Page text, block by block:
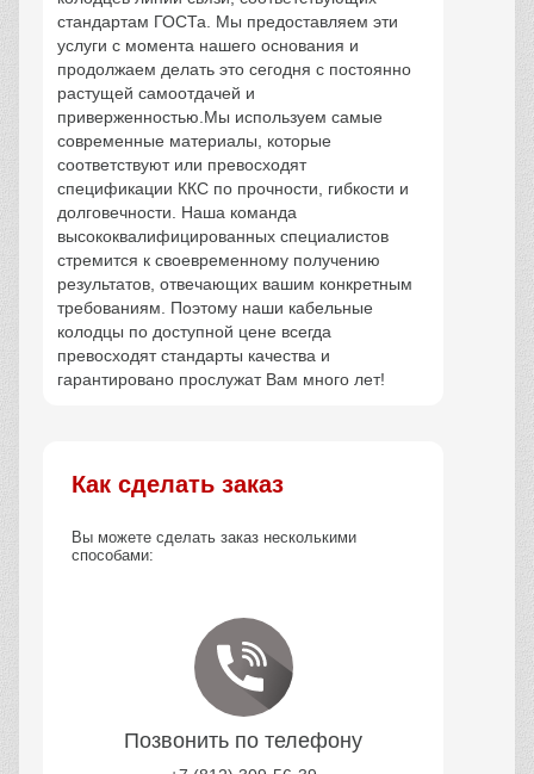
стандартам ГОСТа. Мы предоставляем эти
услуги с момента нашего основания и
продолжаем делать это сегодня с постоянно
растущей самоотдачей и
приверженностью.Мы используем самые
современные материалы, которые
соответствуют или превосходят
спецификации ККС по прочности, гибкости и
долговечности. Наша команда
высококвалифицированных специалистов
стремится к своевременному получению
результатов, отвечающих вашим конкретным
требованиям. Поэтому наши кабельные
колодцы по доступной цене всегда
превосходят стандарты качества и
гарантировано прослужат Вам много лет!
Как сделать заказ
Вы можете сделать заказ несколькими
способами:
Позвонить по телефону